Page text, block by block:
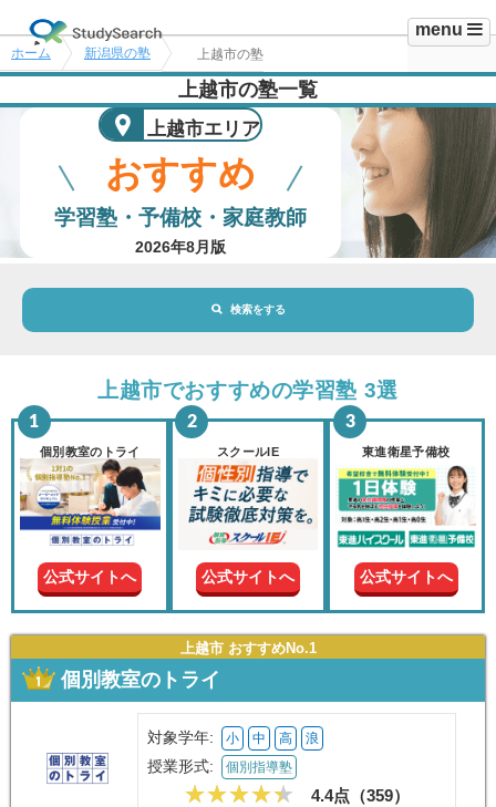
menu
ホーム 新潟県の塾 上越市の塾
上越市の塾一覧
上越市エリア
おすすめ
学習塾・予備校・家庭教師
2026年8月版
検索をする
地域・駅 上越市エリア
選択されていません
市区町村 選択されていません 変更
現在の
学年
授業形
式
この条件で絞り込む
上越市でおすすめの学習塾 3選
個別教室のトライ
公式サイトへ
スクールIE
公式サイトへ
東進衛星予備校
公式サイトへ
上越市 おすすめNo.1
個別教室のトライ
対象学年: 小 中 高 浪
授業形式: 個別指導塾
4.4点（359）